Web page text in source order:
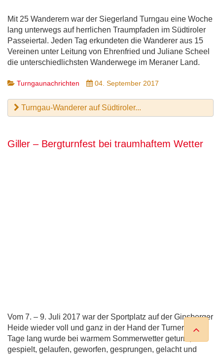
Mit 25 Wanderern war der Siegerland Turngau eine Woche
lang unterwegs auf herrlichen Traumpfaden im Südtiroler
Passeiertal. Jeden Tag erkundeten die Wanderer aus 15
Vereinen unter Leitung von Ehrenfried und Juliane Scheel
die unterschiedlichsten Wanderwege im Meraner Land.
Turngaunachrichten 04. September 2017
Turngau-Wanderer auf Südtiroler...
Giller – Bergturnfest bei traumhaftem Wetter
Vom 7. – 9. Juli 2017 war der Sportplatz auf der Ginsberger
Heide wieder voll und ganz in der Hand der Turner. Drei
Tage lang wurde bei warmem Sommerwetter geturnt,
gespielt, gelaufen, geworfen, gesprungen, gelacht und